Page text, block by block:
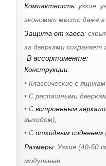
Компактность: узкие,
экономят место даже в
Защита от хаоса:
за дверками сохраняет
В ассортименте:
Конструкции:
• Классические с
• С распашными
• С встроенным
выходом),
• С откидным сиденьем
Размеры: Узкие (40-50
модульные.